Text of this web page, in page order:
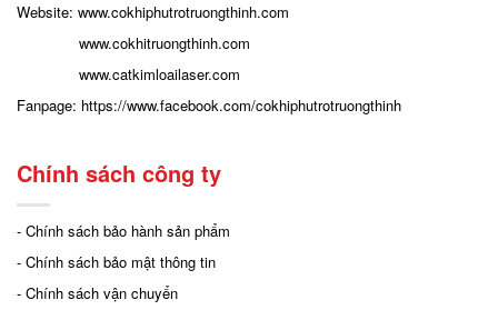
Website: www.cokhiphutrotruongthinh.com
www.cokhitruongthinh.com
www.catkimloailaser.com
Fanpage: https://www.facebook.com/cokhiphutrotruongthinh
Chính sách công ty
- Chính sách bảo hành sản phẩm
- Chính sách bảo mật thông tin
- Chính sách vận chuyển